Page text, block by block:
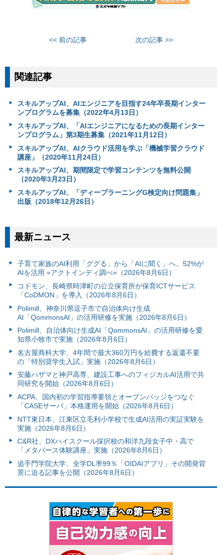
<< 前の記事 次の記事 >>
関連記事
スキルアップAI、AIエンジニアを目指す24年卒長期インター
ンプログラムを募集（2022年4月13日）
スキルアップAI、「AIエンジニアになるための長期インター
ンプログラム」第3期生募集（2021年11月12日）
スキルアップAI、AIクラウド活用を学ぶ「機械学習クラウド
講座」（2020年11月24日）
スキルアップAI、期間限定で学習コンテンツを無料公開
（2020年3月23日）
スキルアップAI、「ディープラーニングG検定向け問題集」
出版（2018年12月26日）
最新ニュース
子育て家族のAI利用「ググる」から「AIに聞く」へ。52%が
AIを活用 =アクトインディ調べ=（2026年8月6日）
コドモン、長崎県時津町の公立保育所が保育ICTサービス
「CoDMON」を導入（2026年8月6日）
Polimill、神奈川県逗子市で自治体向け生成
AI「QommonsAI」の活用研修を実施（2026年8月6日）
Polimill、自治体向け生成AI「QommonsAI」の活用研修を愛
知県小牧市で実施（2026年8月6日）
名古屋商科大学、4年間で最大360万円を給費する返還不要
の「特別奨学生入試」実施（2026年8月6日）
安藤ハザマと神戸高専、建設工事へのフィジカルAI活用で共
同研究を開始（2026年8月6日）
ACPA、国内初の学習指導要領とオープンバッジをつなぐ
「CASEサーバ」本格運用を開始（2026年8月6日）
NTT東日本、江東区立毛利小学校で生成AI活用の実証実験を
実施（2026年8月6日）
C&R社、DXハイスクール採択校の和洋九段女子中・高で
「メタバース体験講座」実施（2026年8月6日）
追手門学院大学、全学DL率99％「OIDAIアプリ」その開発背
景に迫る記事を公開（2026年8月6日）